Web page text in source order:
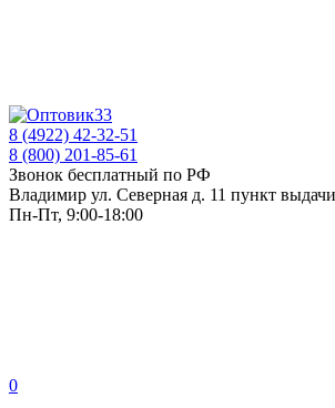
8 (4922) 42-32-51
8 (800) 201-85-61
Звонок бесплатный по РФ
Владимир ул. Северная д. 11 пункт выдачи
Пн-Пт, 9:00-18:00
0